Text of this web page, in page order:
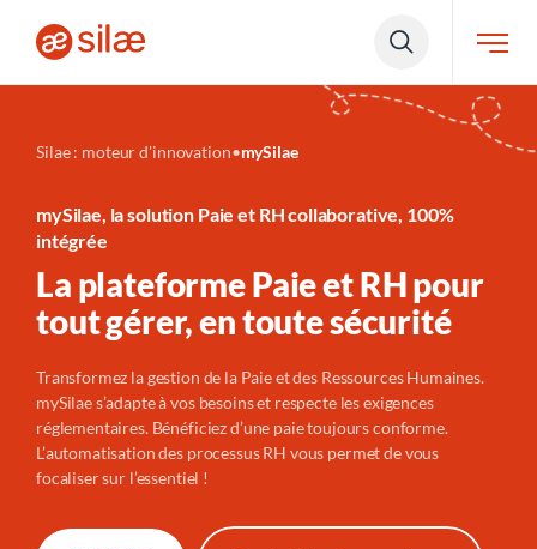
Silae : moteur d'innovation•mySilae
mySilae, la solution Paie et RH collaborative, 100%
intégrée
La plateforme Paie et RH pour
tout gérer, en toute sécurité
Transformez lagestion de la Paie et des Ressources Humaines.
mySilae s’adapte à vos besoins et respecte les exigences
réglementaires. Bénéficiez d’une paie toujours conforme.
L’automatisation des processus RH vous permet de vous
focaliser sur l’essentiel !